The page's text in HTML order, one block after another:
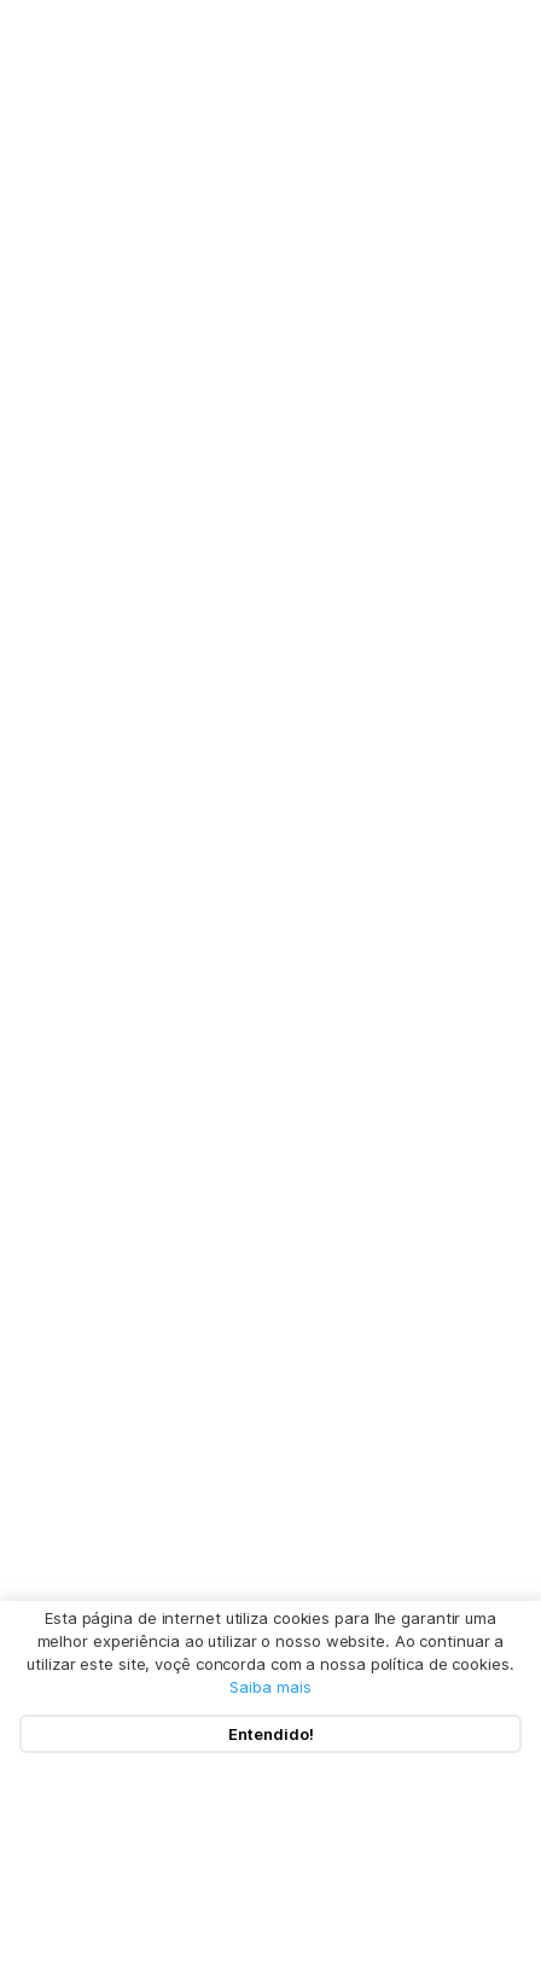
Esta página de internet utiliza cookies para lhe garantir uma
melhor experiência ao utilizar o nosso website. Ao continuar a
utilizar este site, voçê concorda com a nossa política de cookies.
Saiba mais
Entendido!